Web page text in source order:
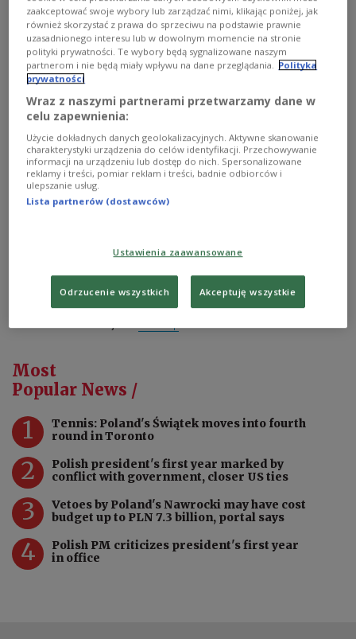
and composer of world renown
AUDIO 1
 26'22
What's Up 05.07.2026 Champion of the Polish cause.mp3
Presented bySławek SzefswithAgnieszka
Bielawska
top global player in tobacco exports, and review
what's new with regard to the acute Polish problem
of a continuously declining birth rate.
what's up
Most
Popular News /
1
Tennis: Poland's Świątek moves into fourth
round in Toronto
2
Polish president's first year marked by
conflict with government, closer US ties
3
Vetoes by Poland's Nawrocki may have cost
budget up to PLN 7.3 billion, portal says
4
Polish PM criticizes president's first year
in office
zaakceptować swoje wybory lub zarządzać nimi, klikając poniżej, jak
również skorzystać z prawa do sprzeciwu na podstawie prawnie
uzasadnionego interesu lub w dowolnym momencie na stronie
polityki prywatności. Te wybory będą sygnalizowane naszym
partnerom i nie będą miały wpływu na dane przeglądania. Polityka
prywatności
Wraz z naszymi partnerami przetwarzamy dane w
celu zapewnienia:
Użycie dokładnych danych geolokalizacyjnych. Aktywne skanowanie
charakterystyki urządzenia do celów identyfikacji. Przechowywanie
informacji na urządzeniu lub dostęp do nich. Spersonalizowane
reklamy i treści, pomiar reklam i treści, badnie odbiorców i
ulepszanie usług.
Lista partnerów (dostawców)
Ustawienia zaawansowane
Odrzucenie wszystkich Akceptuję wszystkie